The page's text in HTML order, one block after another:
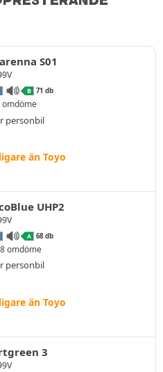
S01
B 71 db
omdöme
personbil
än Toyo
UHP2
A 68 db
omdöme
personbil
än Toyo
3